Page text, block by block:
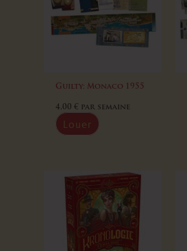
Guilty: Monaco 1955
4,00 € par semaine
Louer